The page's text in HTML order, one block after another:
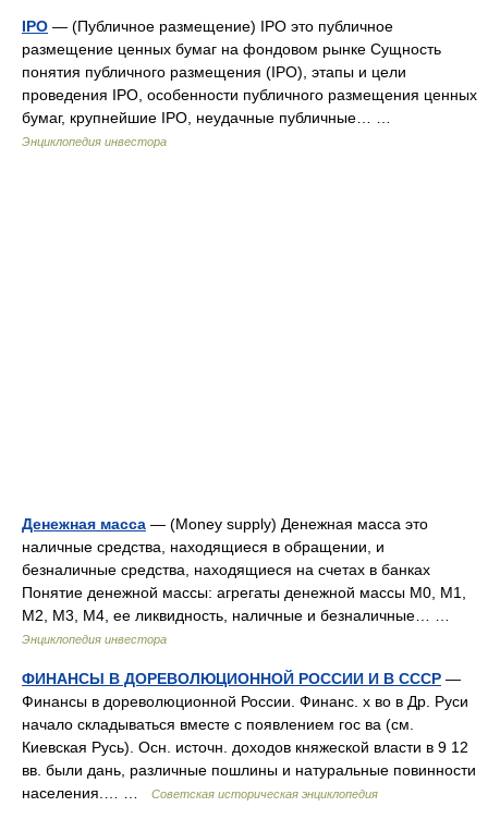
IPO — (Публичное размещение) IPO это публичное
размещение ценных бумаг на фондовом рынке Сущность
понятия публичного размещения (IPO), этапы и цели
проведения IPO, особенности публичного размещения ценных
бумаг, крупнейшие IPO, неудачные публичные… …
Энциклопедия инвестора
Денежная масса — (Money supply) Денежная масса это
наличные средства, находящиеся в обращении, и
безналичные средства, находящиеся на счетах в банках
Понятие денежной массы: агрегаты денежной массы М0, М1,
М2, М3, М4, ее ликвидность, наличные и безналичные… …
Энциклопедия инвестора
ФИНАНСЫ В ДОРЕВОЛЮЦИОННОЙ РОССИИ И В СССР —
Финансы в дореволюционной России. Финанс. х во в Др. Руси
начало складываться вместе с появлением гос ва (см.
Киевская Русь). Осн. источн. доходов княжеской власти в 9 12
вв. были дань, различные пошлины и натуральные повинности
населения.… …
Советская историческая энциклопедия